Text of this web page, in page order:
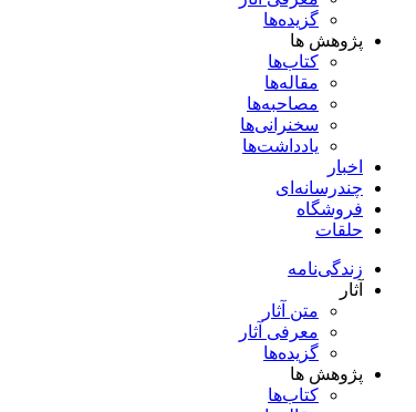
گزیده‌ها
پژوهش ها
کتاب‌ها
مقاله‌ها
مصاحبه‌ها
سخنرانی‌ها
یادداشت‌ها
اخبار
چندرسانه‌ای
فروشگاه
حلقات
زندگی‌نامه
آثار
متن آثار
معرفی آثار
گزیده‌ها
پژوهش ها
کتاب‌ها